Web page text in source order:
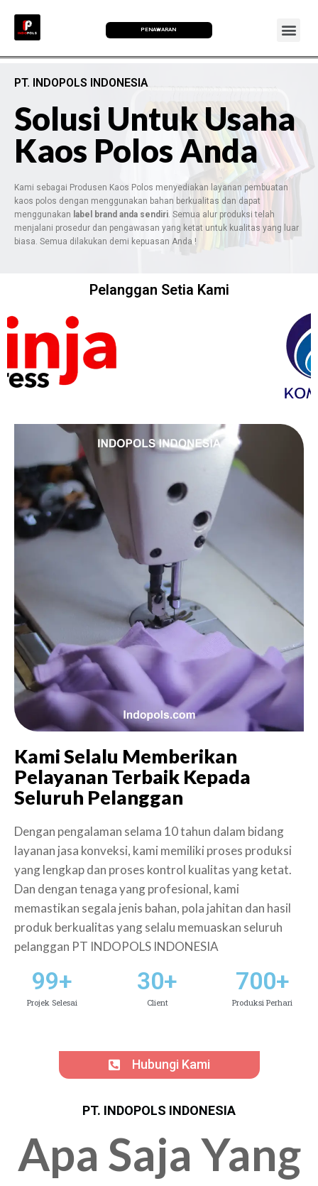
PENAWARAN
PT. INDOPOLS INDONESIA
Solusi Untuk Usaha
Kaos Polos Anda
Kami sebagai Produsen Kaos Polos menyediakan layanan pembuatan
kaos polos dengan menggunakan bahan berkualitas dan dapat
menggunakan label brand anda sendiri . Semua alur produksi telah
menjalani prosedur dan pengawasan yang ketat untuk kualitas yang luar
biasa. Semua dilakukan demi kepuasan Anda !
Pelanggan Setia Kami
Kami Selalu Memberikan
Pelayanan Terbaik Kepada
Seluruh Pelanggan
Dengan pengalaman selama 10 tahun dalam bidang
layanan jasa konveksi, kami memiliki proses produksi
yang lengkap dan proses kontrol kualitas yang ketat.
Dan dengan tenaga yang profesional, kami
memastikan segala jenis bahan, pola jahitan dan hasil
produk berkualitas yang selalu memuaskan seluruh
pelanggan PT INDOPOLS INDONESIA
Hubungi Kami
99+
Projek Selesai
30+
Client
700+
Produksi Perhari
PT. INDOPOLS INDONESIA
Apa Saja Yang